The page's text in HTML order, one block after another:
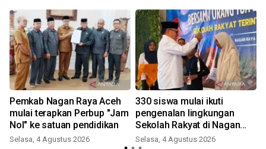
Pemkab Nagan Raya Aceh
mulai terapkan Perbup "Jam
Nol" ke satuan pendidikan
Selasa, 4 Agustus 2026
330 siswa mulai ikuti
pengenalan lingkungan
Sekolah Rakyat di Nagan
Raya
Selasa, 4 Agustus 2026